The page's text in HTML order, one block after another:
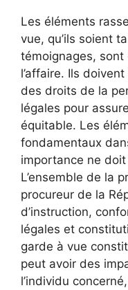
Les éléments
vue, qu’ils soient
témoignages, sont
l’affaire. Ils
des droits de la
légales pour
équitable. Les
fondamentaux
importance ne
L’ensemble de la
procureur de la
d’instruction,
légales et
garde à vue
peut avoir des
l’individu